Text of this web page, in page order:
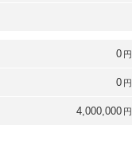
0 円
0 円
4,000,000 円